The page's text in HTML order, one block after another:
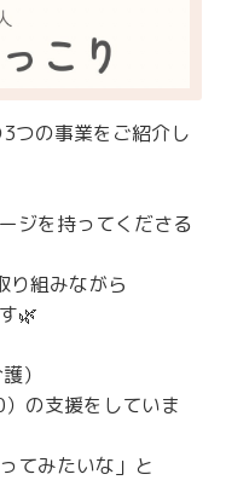
つの事業をご紹介し
ジを持ってくださる
り組みながら
🌿
）
の支援をしていま
てみたいな」と